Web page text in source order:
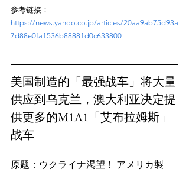
参考链接：
https://news.yahoo.co.jp/articles/20aa9ab75d93a
7d88e0fa1536b88881d0c633800
美国制造的「最强战车」将大量
供应到乌克兰，澳大利亚决定提
供更多的M1A1「艾布拉姆斯」
战车
原题：ウクライナ渇望！ アメリカ製